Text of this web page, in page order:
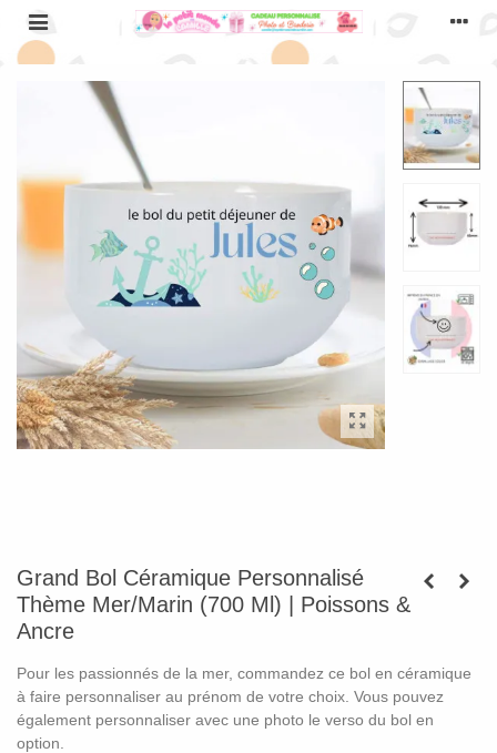
Grand Bol Céramique Personnalisé
Thème Mer/Marin (700 Ml) | Poissons &
Ancre
Pour les passionnés de la mer, commandez ce bol en céramique
à faire personnaliser au prénom de votre choix. Vous pouvez
également personnaliser avec une photo le verso du bol en
option.